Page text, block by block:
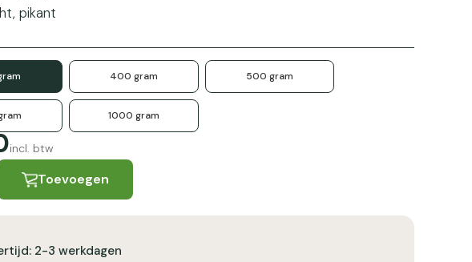
pikant
400 gram 500 gram
1000 gram
incl. btw
Toevoegen
2-3 werkdagen